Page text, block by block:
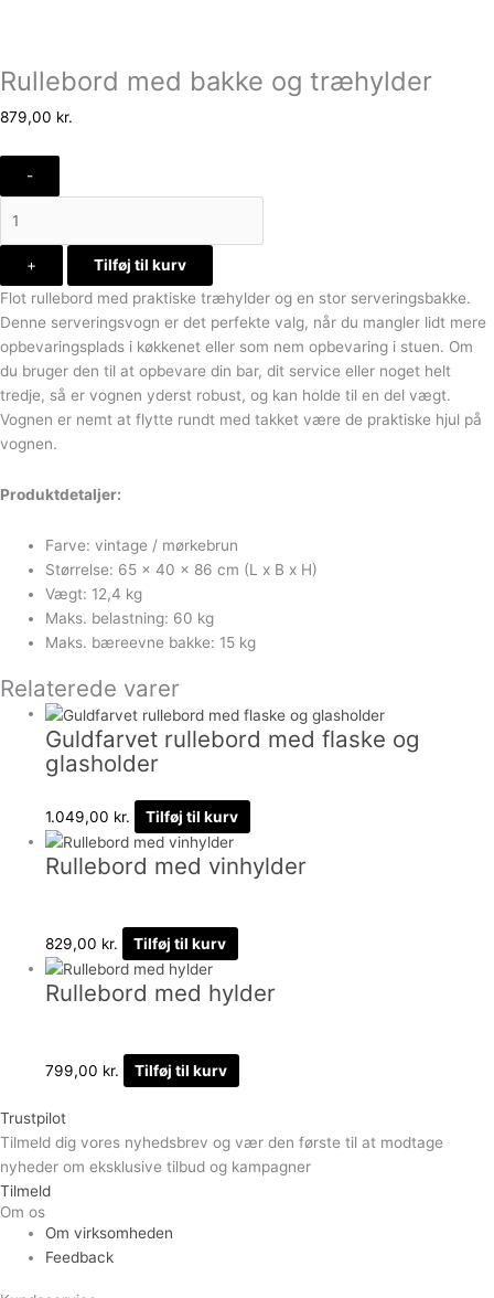
Rullebord med bakke og træhylder
879,00 kr.
-
+
Tilføj til kurv
Flot rullebord med praktiske træhylder og en stor serveringsbakke.
Denne serveringsvogn er det perfekte valg, når du mangler lidt mere
opbevaringsplads i køkkenet eller som nem opbevaring i stuen. Om
du bruger den til at opbevare din bar, dit service eller noget helt
tredje, så er vognen yderst robust, og kan holde til en del vægt.
Vognen er nemt at flytte rundt med takket være de praktiske hjul på
vognen.
Produktdetaljer:
Farve: vintage / mørkebrun
Størrelse: 65 x 40 x 86 cm (L x B x H)
Vægt: 12,4 kg
Maks. belastning: 60 kg
Maks. bæreevne bakke: 15 kg
Relaterede varer
Guldfarvet rullebord med flaske og
glasholder
1.049,00 kr. Tilføj til kurv
Rullebord med vinhylder
829,00 kr. Tilføj til kurv
Rullebord med hylder
799,00 kr. Tilføj til kurv
Trustpilot
Tilmeld dig vores nyhedsbrev og vær den første til at modtage
nyheder om eksklusive tilbud og kampagner
Tilmeld
Om os
Om virksomheden
Feedback